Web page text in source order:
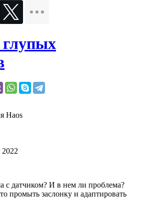
2022
с датчиком? И в нем ли проблема?
промыть заслонку и адаптировать